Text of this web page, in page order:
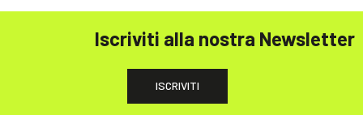
Iscriviti alla nostra Newsletter
ISCRIVITI